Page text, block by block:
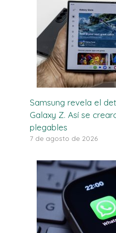
Samsung revela el
Galaxy Z. Así se
plegables
7 de agosto de 2026